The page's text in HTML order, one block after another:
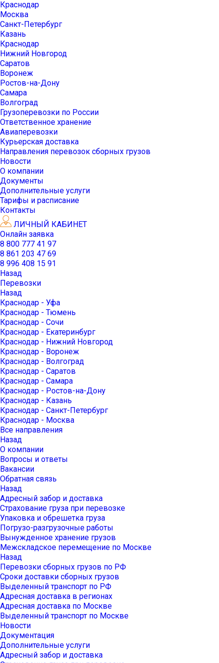
Краснодар
Москва
Санкт-Петербург
Казань
Краснодар
Нижний Новгород
Саратов
Воронеж
Ростов-на-Дону
Самара
Волгоград
Грузоперевозки по России
Ответственное хранение
Авиаперевозки
Курьерская доставка
Направления перевозок сборных грузов
Новости
О компании
Документы
Дополнительные услуги
Тарифы и расписание
Контакты
ЛИЧНЫЙ КАБИНЕТ
Онлайн заявка
8 800 777 41 97
8 861 203 47 69
8 996 408 15 91
Назад
Перевозки
Назад
Краснодар - Уфа
Краснодар - Тюмень
Краснодар - Сочи
Краснодар - Екатеринбург
Краснодар - Нижний Новгород
Краснодар - Воронеж
Краснодар - Волгоград
Краснодар - Саратов
Краснодар - Самара
Краснодар - Ростов-на-Дону
Краснодар - Казань
Краснодар - Санкт-Петербург
Краснодар - Москва
Все направления
Назад
О компании
Вопросы и ответы
Вакансии
Обратная связь
Назад
Адресный забор и доставка
Страхование груза при перевозке
Упаковка и обрешетка груза
Погрузо-разгрузочные работы
Вынужденное хранение грузов
Межскладское перемещение по Москве
Назад
Перевозки сборных грузов по РФ
Сроки доставки сборных грузов
Выделенный транспорт по РФ
Адресная доставка в регионах
Адресная доставка по Москве
Выделенный транспорт по Москве
Новости
Документация
Дополнительные услуги
Адресный забор и доставка